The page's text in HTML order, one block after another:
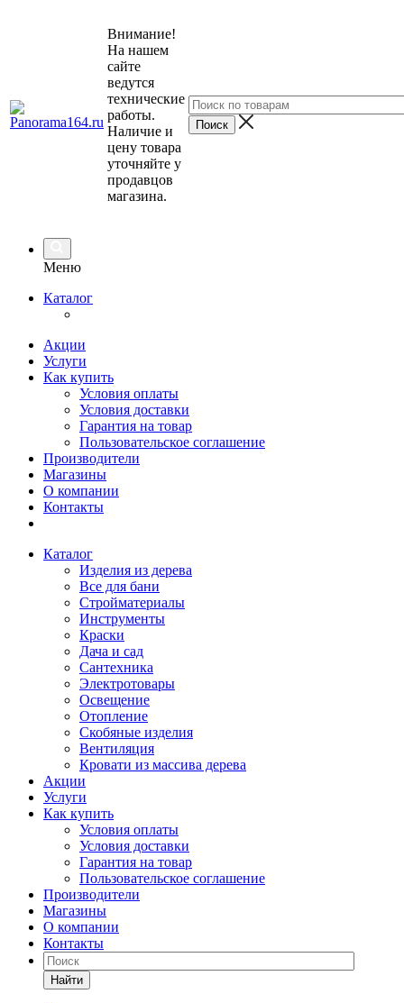
Внимание!
На нашем
сайте
ведутся
технические
работы.
Наличие и
цену товара
уточняйте у
продавцов
магазина.
Меню
Каталог
Акции
Услуги
Как купить
Условия оплаты
Условия доставки
Гарантия на товар
Пользовательское соглашение
Производители
Магазины
О компании
Контакты
Каталог
Изделия из дерева
Все для бани
Стройматериалы
Инструменты
Краски
Дача и сад
Сантехника
Электротовары
Освещение
Отопление
Скобяные изделия
Вентиляция
Кровати из массива дерева
Акции
Услуги
Как купить
Условия оплаты
Условия доставки
Гарантия на товар
Пользовательское соглашение
Производители
Магазины
О компании
Контакты
Найти